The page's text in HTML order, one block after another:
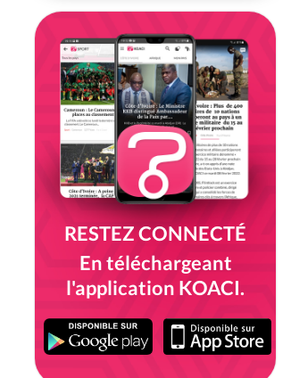
RESTEZ CONNECTÉ
En téléchargeant
l'application KOACI.